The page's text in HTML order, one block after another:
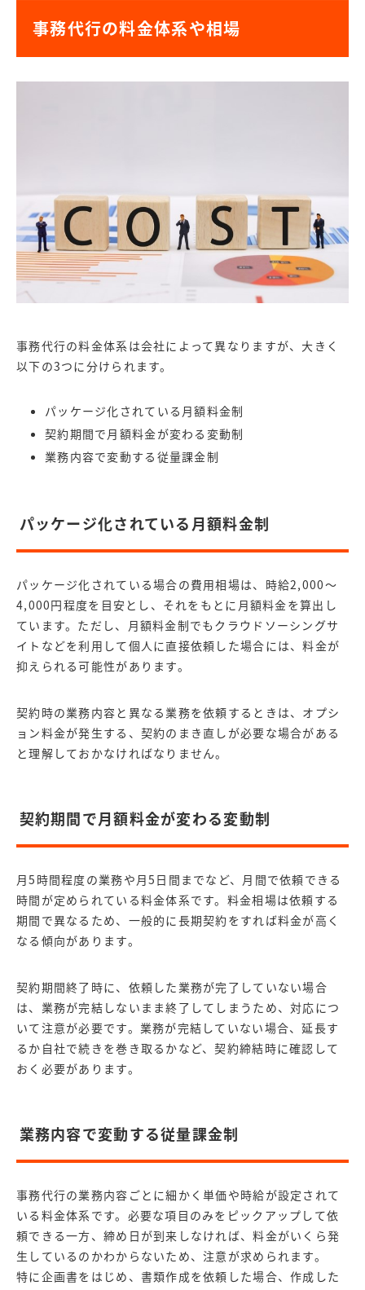
事務代行の料金体系や相場
事務代行の料金体系は会社によって異なりますが、大きく
以下の3つに分けられます。
パッケージ化されている月額料金制
契約期間で月額料金が変わる変動制
業務内容で変動する従量課金制
パッケージ化されている月額料金制
パッケージ化されている場合の費用相場は、時給2,000～
4,000円程度を目安とし、それをもとに月額料金を算出し
ています。ただし、月額料金制でもクラウドソーシングサ
イトなどを利用して個人に直接依頼した場合には、料金が
抑えられる可能性があります。
契約時の業務内容と異なる業務を依頼するときは、オプシ
ョン料金が発生する、契約のまき直しが必要な場合がある
と理解しておかなければなりません。
契約期間で月額料金が変わる変動制
月5時間程度の業務や月5日間までなど、月間で依頼できる
時間が定められている料金体系です。料金相場は依頼する
期間で異なるため、一般的に長期契約をすれば料金が高く
なる傾向があります。
契約期間終了時に、依頼した業務が完了していない場合
は、業務が完結しないまま終了してしまうため、対応につ
いて注意が必要です。業務が完結していない場合、延長す
るか自社で続きを巻き取るかなど、契約締結時に確認して
おく必要があります。
業務内容で変動する従量課金制
事務代行の業務内容ごとに細かく単価や時給が設定されて
いる料金体系です。必要な項目のみをピックアップして依
頼できる一方、締め日が到来しなければ、料金がいくら発
生しているのかわからないため、注意が求められます。
特に企画書をはじめ、書類作成を依頼した場合、作成した